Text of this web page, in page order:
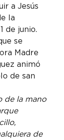
a Jesús
la
de junio.
se
Madre
animó
de san
de la mano
de